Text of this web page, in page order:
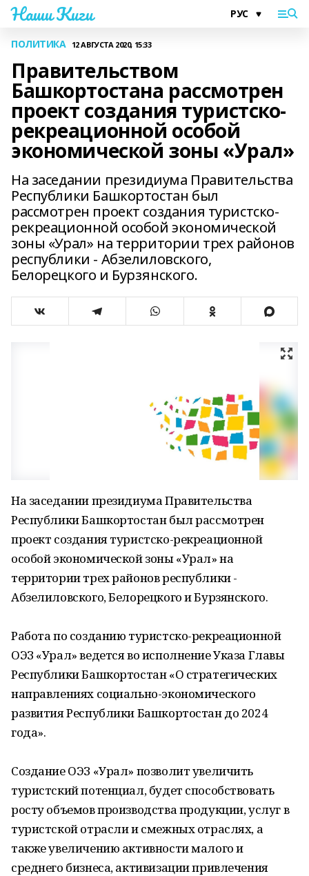
Наши Киги
ПОЛИТИКА 12 АВГУСТА 2020, 15:33
Правительством
Башкортостана рассмотрен
проект создания туристско-
рекреационной особой
экономической зоны «Урал»
На заседании президиума Правительства
Республики Башкортостан был
рассмотрен проект создания туристско-
рекреационной особой экономической
зоны «Урал» на территории трех районов
республики - Абзелиловского,
Белорецкого и Бурзянского.
На заседании президиума Правительства
Республики Башкортостан был рассмотрен
проект создания туристско-рекреационной
особой экономической зоны «Урал» на
территории трех районов республики -
Абзелиловского, Белорецкого и Бурзянского.
Работа по созданию туристско-рекреационной
ОЭЗ «Урал» ведется во исполнение Указа Главы
Республики Башкортостан «О стратегических
направлениях социально-экономического
развития Республики Башкортостан до 2024
года».
Создание ОЭЗ «Урал» позволит увеличить
туристский потенциал, будет способствовать
росту объемов производства продукции, услуг в
туристской отрасли и смежных отраслях, а
также увеличению активности малого и
среднего бизнеса, активизации привлечения